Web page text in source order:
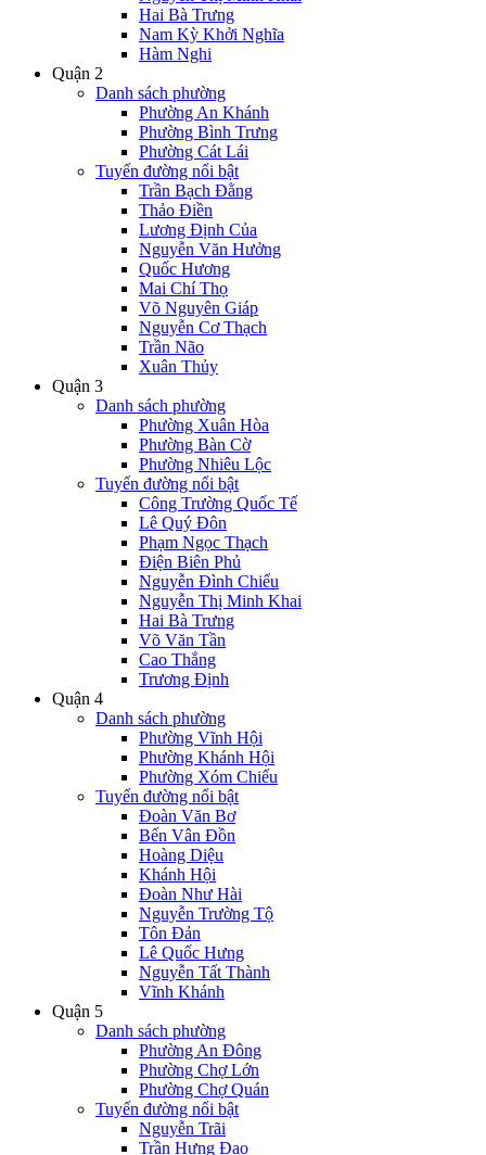
Hai Bà Trưng
Nam Kỳ Khởi Nghĩa
Hàm Nghi
Quận 2
Danh sách phường
Phường An Khánh
Phường Bình Trưng
Phường Cát Lái
Tuyến đường nổi bật
Trần Bạch Đằng
Thảo Điền
Lương Định Của
Nguyễn Văn Hưởng
Quốc Hương
Mai Chí Thọ
Võ Nguyên Giáp
Nguyễn Cơ Thạch
Trần Não
Xuân Thủy
Quận 3
Danh sách phường
Phường Xuân Hòa
Phường Bàn Cờ
Phường Nhiêu Lộc
Tuyến đường nổi bật
Công Trường Quốc Tế
Lê Quý Đôn
Phạm Ngọc Thạch
Điện Biên Phủ
Nguyễn Đình Chiểu
Nguyễn Thị Minh Khai
Hai Bà Trưng
Võ Văn Tần
Cao Thắng
Trương Định
Quận 4
Danh sách phường
Phường Vĩnh Hội
Phường Khánh Hội
Phường Xóm Chiếu
Tuyến đường nổi bật
Đoàn Văn Bơ
Bến Vân Đồn
Hoàng Diệu
Khánh Hội
Đoàn Như Hài
Nguyễn Trường Tộ
Tôn Đản
Lê Quốc Hưng
Nguyễn Tất Thành
Vĩnh Khánh
Quận 5
Danh sách phường
Phường An Đông
Phường Chợ Lớn
Phường Chợ Quán
Tuyến đường nổi bật
Nguyễn Trãi
Trần Hưng Đạo